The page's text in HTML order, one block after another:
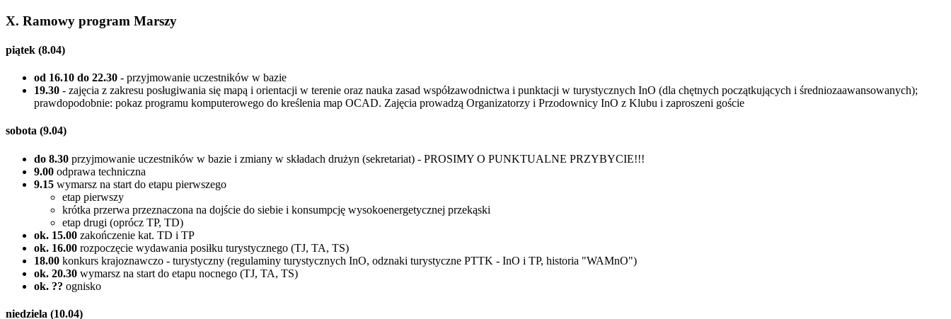
X. Ramowy program Marszy
piątek (8.04)
od 16.10 do 22.30 - przyjmowanie uczestników w bazie
19.30 - zajęcia z zakresu posługiwania się mapą i orientacji w terenie oraz nauka zasad współzawodnictwa i punktacji w turystycznych InO (dla chętnych początkujących i średniozaawansowanych);
prawdopodobnie: pokaz programu komputerowego do kreślenia map OCAD. Zajęcia prowadzą Organizatorzy i Przodownicy InO z Klubu i zaproszeni goście
sobota (9.04)
do 8.30 przyjmowanie uczestników w bazie i zmiany w składach drużyn (sekretariat) - PROSIMY O PUNKTUALNE PRZYBYCIE!!!
9.00 odprawa techniczna
9.15 wymarsz na start do etapu pierwszego
etap pierwszy
krótka przerwa przeznaczona na dojście do siebie i konsumpcję wysokoenergetycznej przekąski
etap drugi (oprócz TP, TD)
ok. 15.00 zakończenie kat. TD i TP
ok. 16.00 rozpoczęcie wydawania posiłku turystycznego (TJ, TA, TS)
18.00 konkurs krajoznawczo - turystyczny (regulaminy turystycznych InO, odznaki turystyczne PTTK - InO i TP, historia "WAMnO")
ok. 20.30 wymarsz na start do etapu nocnego (TJ, TA, TS)
ok. ?? ognisko
niedziela (10.04)